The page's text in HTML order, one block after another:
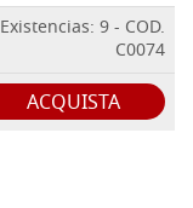
Existencias: 9 - COD.
C0074
ACQUISTA